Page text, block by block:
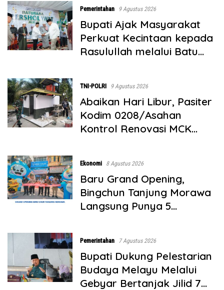
Pemerintahan 9 Agustus 2026
Bupati Ajak Masyarakat
Perkuat Kecintaan kepada
Rasulullah melalui Batu
TNI-POLRI 9 Agustus 2026
Abaikan Hari Libur, Pasiter
Kodim 0208/Asahan
Kontrol Renovasi MCK
Ekonomi 8 Agustus 2026
‎Baru Grand Opening,
Bingchun Tanjung Morawa
Langsung Punya 5
Pemerintahan 7 Agustus 2026
Bupati Dukung Pelestarian
Budaya Melayu Melalui
Gebyar Bertanjak Jilid 7